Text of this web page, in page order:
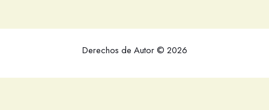
Derechos de Autor © 2026